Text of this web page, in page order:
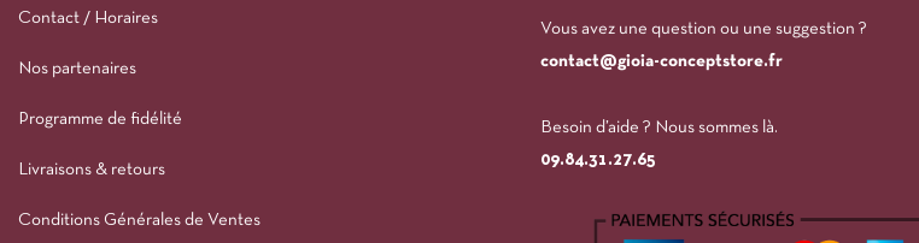
Contact / Horaires
Nos partenaires
Programme de fidélité
Livraisons & retours
Conditions Générales de Ventes
Vous avez une question ou une suggestion ?
contact@gioia-conceptstore.fr
Besoin d’aide ? Nous sommes là.
09.84.31.27.65